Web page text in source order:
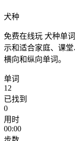
犬种
免费在线玩 犬种单
示和适合家庭、课堂
横向和纵向单词。
单词
12
已找到
0
用时
00:00